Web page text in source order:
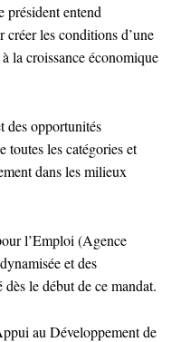
président entend
créer les conditions d’une
la croissance économique
des opportunités
toutes les catégories et
dans les milieux
l’Emploi (Agence
et des
le début de ce mandat.
au Développement de